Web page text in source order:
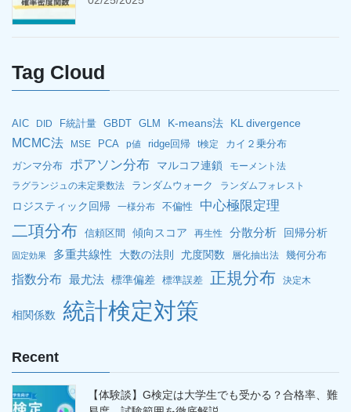
Tag Cloud
AIC DID F統計量 GBDT GLM K-means法 KL divergence
MCMC法 MSE PCA p値 ridge回帰 t検定
カイ２乗分布
ガンマ分布 ポアソン分布 マルコフ連鎖
モーメント法
ラグランジュの未定乗数法
ランダムウォーク ランダムフォレスト
ロジスティック回帰 一様分布 不偏性 中心極限定理
二項分布 信頼区間 傾向スコア 再生性 分散分析 回帰分析
固定効果 多重共線性 大数の法則 尤度関数 層化抽出法 幾何分布
指数分布 最尤法 標準偏差 標準誤差 正規分布 決定木
相関係数 統計検定対策
Recent
【体験談】G検定は大学生でも受かる？合格率、難